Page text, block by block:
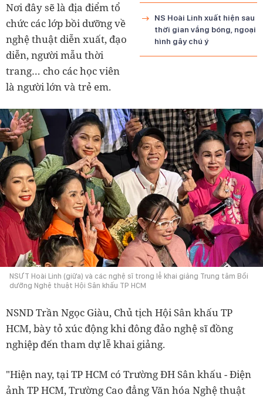
NS Hoài Linh xuất hiện sau
thời gian vắng bóng, ngoại
hình gây chú ý
Nơi đây sẽ là địa điểm tổ
chức các lớp bồi dưỡng về
nghệ thuật diễn xuất, đạo
diễn, người mẫu thời
trang… cho các học viên
là người lớn và trẻ em.
NSƯT Hoài Linh (giữa) và các nghệ sĩ trong lễ khai giảng Trung tâm Bồi
dưỡng Nghệ thuật Hội Sân khấu TP HCM
NSND Trần Ngọc Giàu, Chủ tịch Hội Sân khấu TP
HCM, bày tỏ xúc động khi đông đảo nghệ sĩ đồng
nghiệp đến tham dự lễ khai giảng.
"Hiện nay, tại TP HCM có Trường ĐH Sân khấu - Điện
ảnh TP HCM, Trường Cao đẳng Văn hóa Nghệ thuật